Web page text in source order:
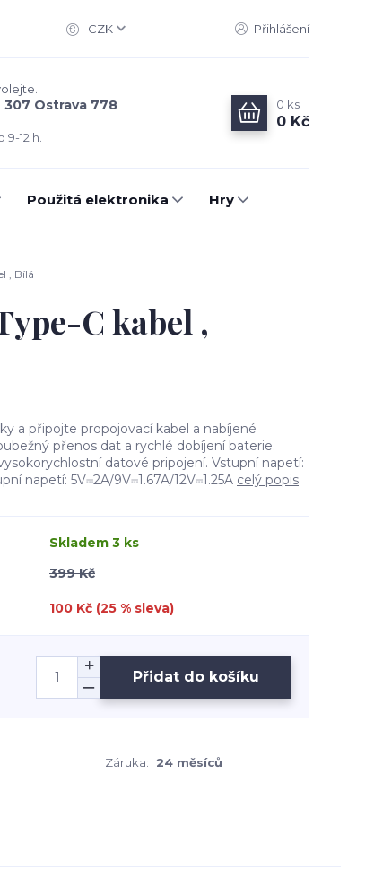
CZK Přihlášení
307 Ostrava 778
12 h.
0 ks
0 Kč
Použitá elektronika Hry
, Bílá
C kabel ,
a připojte propojovací kabel a nabíjené
přenos dat a rychlé dobíjení baterie.
datové pripojení. Vstupní napetí:
napetí: 5V⎓2A/9V⎓1.67A/12V⎓1.25A celý popis
Skladem 3 ks
399 Kč
100 Kč (25 % sleva)
Přidat do košíku
Záruka: 24 měsíců